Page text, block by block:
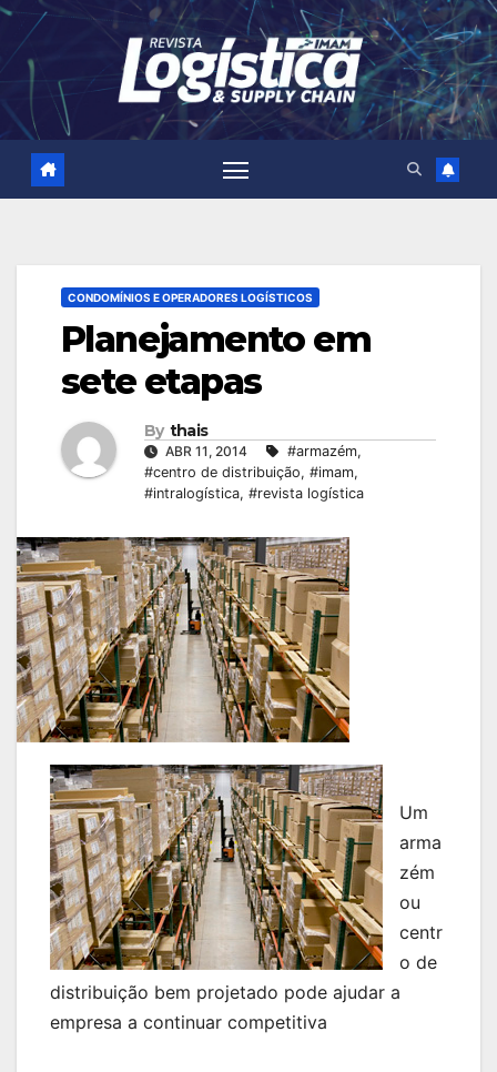
Skip
content
CONDOMÍNIOS E OPERADORES LOGÍSTICOS
Planejamento em
sete etapas
By thais
ABR 11, 2014 #armazém,
#centro de distribuição, #imam,
#intralogística, #revista logística
Um
arma
zém
ou
centr
o de
distribuição bem projetado pode ajudar a
empresa a continuar competitiva